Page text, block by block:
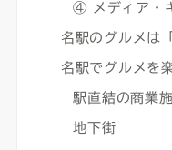
④ メディア・
名駅のグルメは
名駅でグルメを
駅直結の商業
地下街